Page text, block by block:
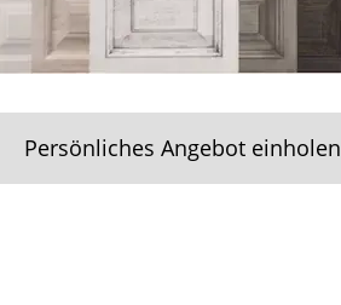
Persönliches Angebot einholen